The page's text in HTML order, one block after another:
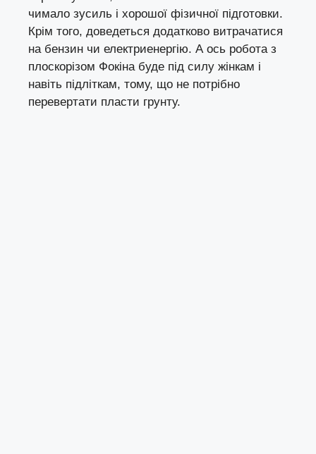
чимало зусиль і хорошої фізичної підготовки.
Крім того, доведеться додатково витрачатися
на бензин чи електриенергію. А ось робота з
плоскорізом Фокіна буде під силу жінкам і
навіть підліткам, тому, що не потрібно
перевертати пласти грунту.